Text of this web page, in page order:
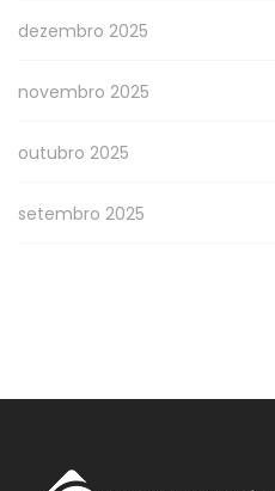
dezembro 2025
novembro 2025
outubro 2025
setembro 2025